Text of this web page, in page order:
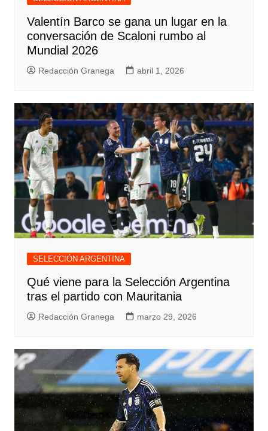
Valentín Barco se gana un lugar en la
conversación de Scaloni rumbo al
Mundial 2026
Redacción Granega abril 1, 2026
SELECCIÓN ARGENTINA
Qué viene para la Selección Argentina
tras el partido con Mauritania
Redacción Granega marzo 29, 2026